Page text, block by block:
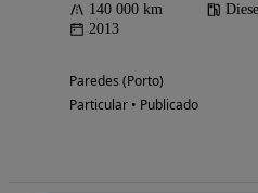
140 000 km
2013
Paredes (Porto)
Particular • Publicado